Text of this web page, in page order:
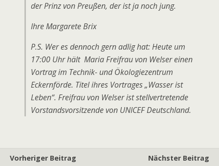
der Prinz von Preußen, der ist ja noch jung.
Ihre Margarete Brix
P.S. Wer es dennoch gern adlig hat: Heute um
17:00 Uhr hält Maria Freifrau von Welser einen
Vortrag im Technik- und Ökologiezentrum
Eckernförde. Titel ihres Vortrages „Wasser ist
Leben“. Freifrau von Welser ist stellvertretende
Vorstandsvorsitzende von UNICEF Deutschland.
Vorheriger Beitrag
Nächster Beitrag